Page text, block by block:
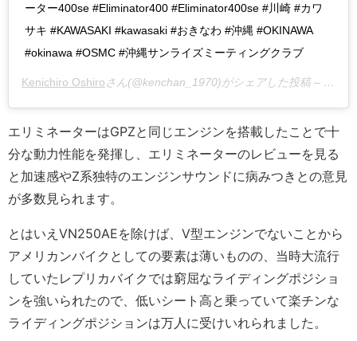
ーター400se #Eliminator400 #Eliminator400se #川崎 #カワ
サキ #KAWASAKI #kawasaki #おきなわ #沖縄 #OKINAWA
#okinawa #OSMC #沖縄サンライズミーティングクラブ
Kenichiro Oshiroさん(@kenchan_1970)がシェアした投稿 – 2018
エリミネーターはGPZと同じエンジンを搭載したことで十
分な動力性能を発揮し、エリミネーターのレビューを見る
と加速感やZ系独特のエンジンサウンドに病みつきとの意見
が多数見られます。
とはいえVN250AEを除けば、V型エンジンでないことから
アメリカンバイクとしての要素は薄いものの、当時大流行
していたレプリカバイクでは窮屈なライディングポジショ
ンを強いられたので、低いシート高と乗っていて楽チンな
ライディングポジションは万人に受けいれられました。